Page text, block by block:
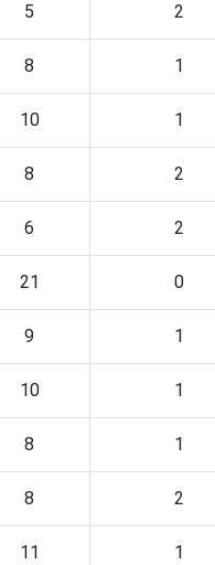
5 2
8 1
10 1
8 2
6 2
21 0
9 1
10 1
8 1
8 2
11 1